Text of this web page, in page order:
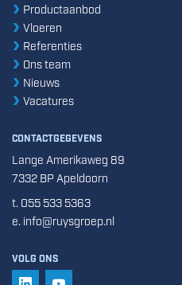
Productaanbod
Vloeren
Referenties
Ons team
Nieuws
Vacatures
CONTACTGEGEVENS
Lange Amerikaweg 89
7332 BP Apeldoorn
t. 055 533 5363
e. info@ruysgroep.nl
VOLG ONS